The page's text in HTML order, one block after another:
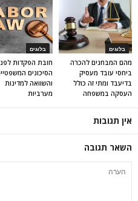
בלוגים
חובת הפקדות
הסיכונים
והשוואה למדינות
מערביות
בלוגים
מהם המבחנים להכרה
ביחסי עובד מעסיק
בדיעבד ומתי זה כולל
העסקה במשפחה
אין תגובות
השאר תגובה